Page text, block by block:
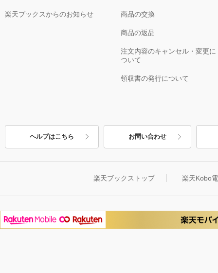
楽天ブックスからのお知らせ 商品の交換
商品の返品
注文内容のキャンセル・変更に
ついて
領収書の発行について
ヘルプはこちら お問い合わせ
楽天ブックストップ 楽天Kobo